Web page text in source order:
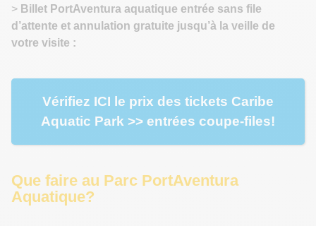
> Billet PortAventura aquatique entrée sans file
d’attente et annulation gratuite jusqu’à la veille de
votre visite :
Vérifiez ICI le prix des tickets Caribe
Aquatic Park >> entrées coupe-files!
Que faire au Parc PortAventura
Aquatique?